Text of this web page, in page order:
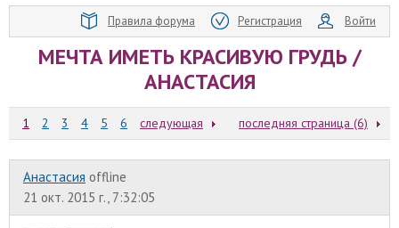
Правила форума Регистрация Войти
МЕЧТА ИМЕТЬ КРАСИВУЮ ГРУДЬ /
АНАСТАСИЯ
1 2 3 4 5 6 следующая последняя страница (6)
Анастасия offline
21 окт. 2015 г., 7:32:05